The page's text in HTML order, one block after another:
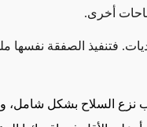
أخرى.
فتنفيذ الصفقة نفسها
نزع السلاح بشكل شامل،